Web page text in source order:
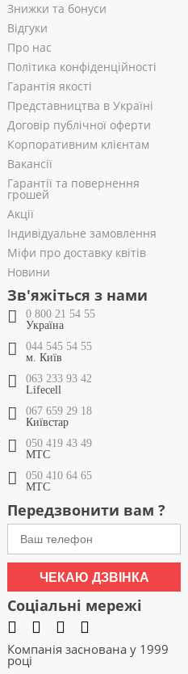
Знижки та бонуси
Відгуки
Про нас
Політика конфіденційності
Гарантія якості
Представництва в Україні
Договір публічної оферти
Корпоративним клієнтам
Вакансії
Гарантії та повернення
грошей
Акції
Індивідуальне замовлення
Міфи про доставку квітів
Новини
Зв'яжіться з нами
0 800 21 54 55
Україна
044 545 54 55
м. Київ
063 233 93 42
Lifecell
067 659 29 18
Київстар
050 419 43 49
МТС
050 410 64 65
МТС
Передзвонити вам ?
ЧЕКАЮ ДЗВІНКА
Соціальні мережі
Компанія заснована у 1999
році